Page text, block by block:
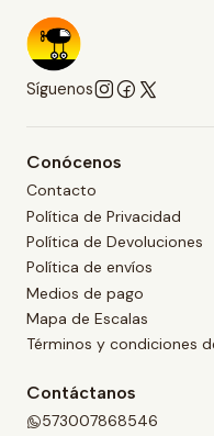
Síguenos
Conócenos
Contacto
Política de Privacidad
Política de Devoluciones
Política de envíos
Medios de pago
Mapa de Escalas
Términos y condiciones
Contáctanos
573007868546